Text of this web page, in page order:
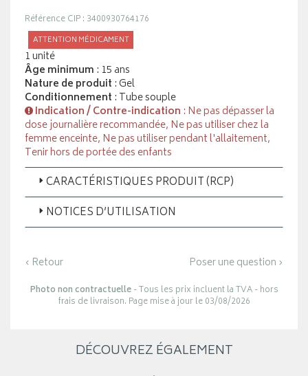
Référence CIP : 3400930764176
ATTENTION MÉDICAMENT
1 unité
Âge minimum : 15 ans
Nature de produit : Gel
Conditionnement : Tube souple
Indication / Contre-indication : Ne pas dépasser la
dose journalière recommandée, Ne pas utiliser chez la
femme enceinte, Ne pas utiliser pendant l'allaitement,
Tenir hors de portée des enfants
CARACTÉRISTIQUES PRODUIT (RCP)
NOTICES D’UTILISATION
‹ Retour Poser une question ›
Photo non contractuelle- Tous les prix incluent la TVA - hors
frais de livraison. Page mise à jour le 03/08/2026
DÉCOUVREZ ÉGALEMENT